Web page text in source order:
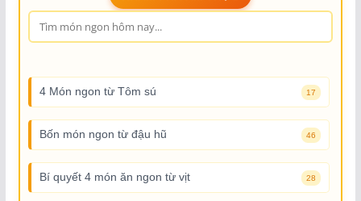
4 Món ngon từ Tôm sú 17
Bốn món ngon từ đậu hũ 46
Bí quyết 4 món ăn ngon từ vịt 28